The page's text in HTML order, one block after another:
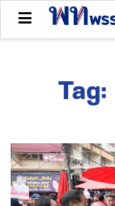
Tag: